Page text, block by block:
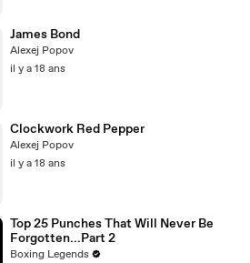
James Bond
Alexej Popov
il y a 18 ans
Clockwork Red Pepper
Alexej Popov
il y a 18 ans
Top 25 Punches That Will Never Be
Forgotten...Part 2
Boxing Legends